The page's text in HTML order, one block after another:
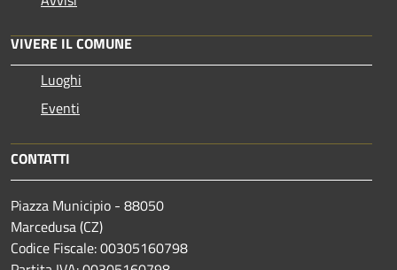
VIVERE IL COMUNE
Luoghi
Eventi
CONTATTI
Piazza Municipio - 88050
Marcedusa (CZ)
Codice Fiscale: 00305160798